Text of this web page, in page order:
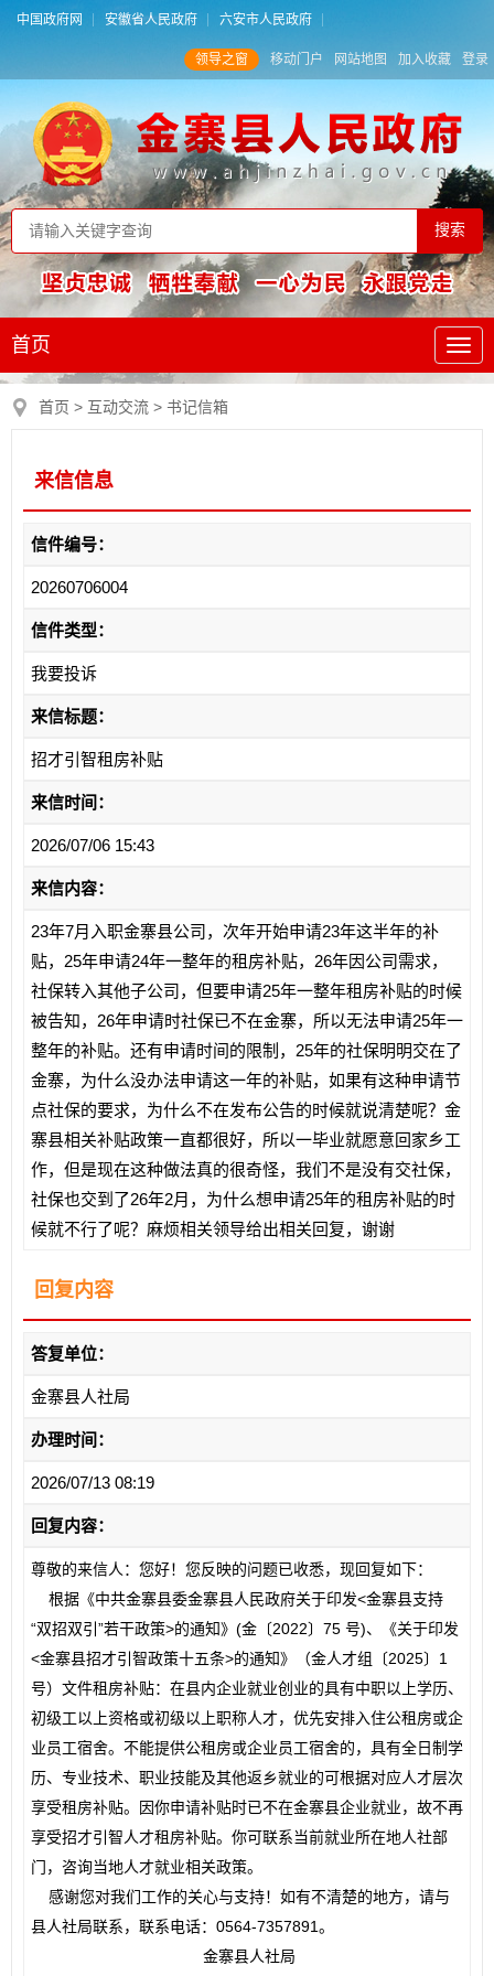
中国政府网 安徽省人民政府 六安市人民政府
领导之窗 移动门户 网站地图 加入收藏 登录
首页
首页 > 互动交流 > 书记信箱
来信信息
信件编号：
20260706004
信件类型：
我要投诉
来信标题：
招才引智租房补贴
来信时间：
2026/07/06 15:43
来信内容：
23年7月入职金寨县公司，次年开始申请23年这半年的补
贴，25年申请24年一整年的租房补贴，26年因公司需求，
社保转入其他子公司，但要申请25年一整年租房补贴的时候
被告知，26年申请时社保已不在金寨，所以无法申请25年一
整年的补贴。还有申请时间的限制，25年的社保明明交在了
金寨，为什么没办法申请这一年的补贴，如果有这种申请节
点社保的要求，为什么不在发布公告的时候就说清楚呢？金
寨县相关补贴政策一直都很好，所以一毕业就愿意回家乡工
作，但是现在这种做法真的很奇怪，我们不是没有交社保，
社保也交到了26年2月，为什么想申请25年的租房补贴的时
候就不行了呢？麻烦相关领导给出相关回复，谢谢
回复内容
答复单位：
金寨县人社局
办理时间：
2026/07/13 08:19
回复内容：
尊敬的来信人：您好！您反映的问题已收悉，现回复如下：
根据《中共金寨县委金寨县人民政府关于印发<金寨县支持
“双招双引”若干政策>的通知》(金〔2022〕75 号)、《关于印发
<金寨县招才引智政策十五条>的通知》（金人才组〔2025〕1
号）文件租房补贴：在县内企业就业创业的具有中职以上学历、
初级工以上资格或初级以上职称人才，优先安排入住公租房或企
业员工宿舍。不能提供公租房或企业员工宿舍的，具有全日制学
历、专业技术、职业技能及其他返乡就业的可根据对应人才层次
享受租房补贴。因你申请补贴时已不在金寨县企业就业，故不再
享受招才引智人才租房补贴。你可联系当前就业所在地人社部
门，咨询当地人才就业相关政策。
感谢您对我们工作的关心与支持！如有不清楚的地方，请与
县人社局联系，联系电话：0564-7357891。
金寨县人社局